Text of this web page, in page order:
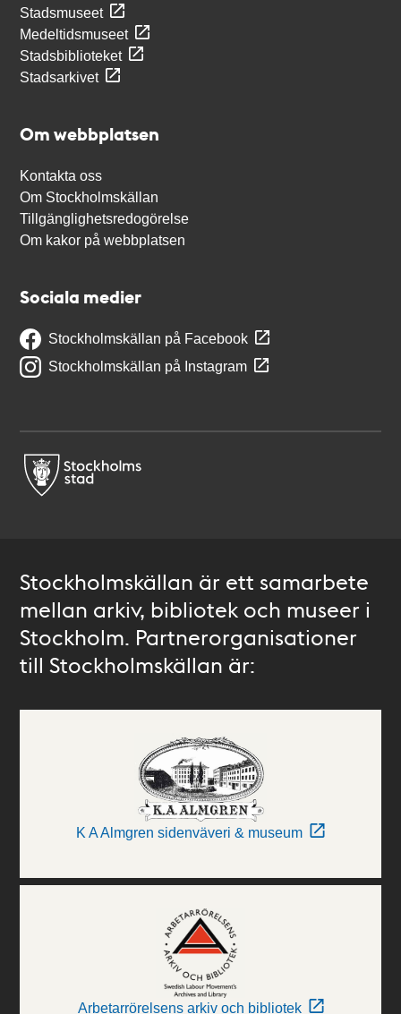
Stadsmuseet
Medeltidsmuseet
Stadsbiblioteket
Stadsarkivet
Om webbplatsen
Kontakta oss
Om Stockholmskällan
Tillgänglighetsredogörelse
Om kakor på webbplatsen
Sociala medier
Stockholmskällan på Facebook
Stockholmskällan på Instagram
Stockholmskällan är ett samarbete
mellan arkiv, bibliotek och museer i
Stockholm. Partnerorganisationer
till Stockholmskällan är:
K A Almgren sidenväveri & museum
Arbetarrörelsens arkiv och bibliotek